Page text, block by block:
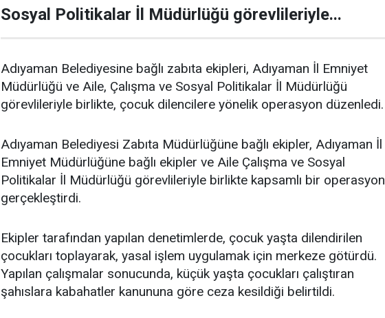
Sosyal Politikalar İl Müdürlüğü görevlileriyle...
Adıyaman Belediyesine bağlı zabıta ekipleri, Adıyaman İl Emniyet
Müdürlüğü ve Aile, Çalışma ve Sosyal Politikalar İl Müdürlüğü
görevlileriyle birlikte, çocuk dilencilere yönelik operasyon düzenledi.
Adıyaman Belediyesi Zabıta Müdürlüğüne bağlı ekipler, Adıyaman İl
Emniyet Müdürlüğüne bağlı ekipler ve Aile Çalışma ve Sosyal
Politikalar İl Müdürlüğü görevlileriyle birlikte kapsamlı bir operasyon
gerçekleştirdi.
Ekipler tarafından yapılan denetimlerde, çocuk yaşta dilendirilen
çocukları toplayarak, yasal işlem uygulamak için merkeze götürdü.
Yapılan çalışmalar sonucunda, küçük yaşta çocukları çalıştıran
şahıslara kabahatler kanununa göre ceza kesildiği belirtildi.